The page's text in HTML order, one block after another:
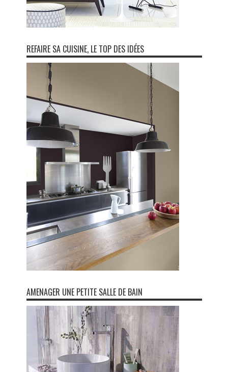
REFAIRE SA CUISINE, LE TOP DES IDÉES
AMENAGER UNE PETITE SALLE DE BAIN